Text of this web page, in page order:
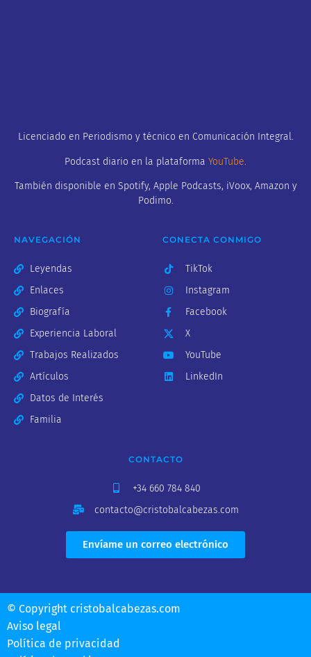
Licenciado en Periodismo y técnico en Comunicación Integral.
Podcast diario en la plataforma YouTube.
También disponible en Spotify, Apple Podcasts, iVoox, Amazon y
Podimo.
NAVEGACIÓN
Leyendas
Enlaces
Biografía
Experiencia Laboral
Trabajos Realizados
Artículos
Datos de Interés
Familia
CONECTA CONMIGO
TikTok
Instagram
Facebook
X
YouTube
LinkedIn
CONTACTO
+34 660 784 840
contacto@cristobalcabezas.com
Envíame un correo electrónico
© Copyright cristobalcabezas.com
Aviso legal
Política de privacidad